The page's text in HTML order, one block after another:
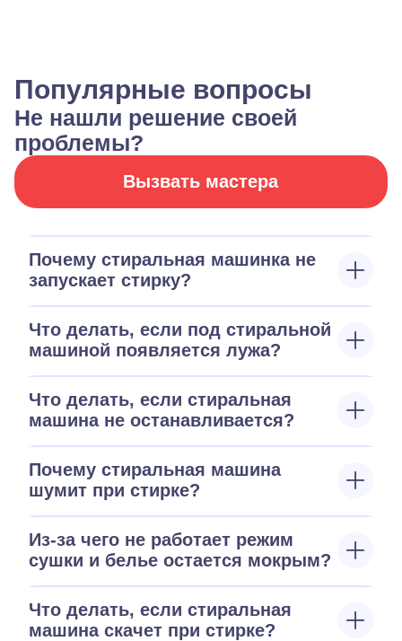
Популярные вопросы
Не нашли решение своей
проблемы?
Вызвать мастера
Почему стиральная машинка не
запускает стирку?
Что делать, если под стиральной
машиной появляется лужа?
Что делать, если стиральная
машина не останавливается?
Почему стиральная машина
шумит при стирке?
Из-за чего не работает режим
сушки и белье остается мокрым?
Что делать, если стиральная
машина скачет при стирке?